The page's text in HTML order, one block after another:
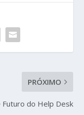
PRÓXIMO
Futuro do Help Desk